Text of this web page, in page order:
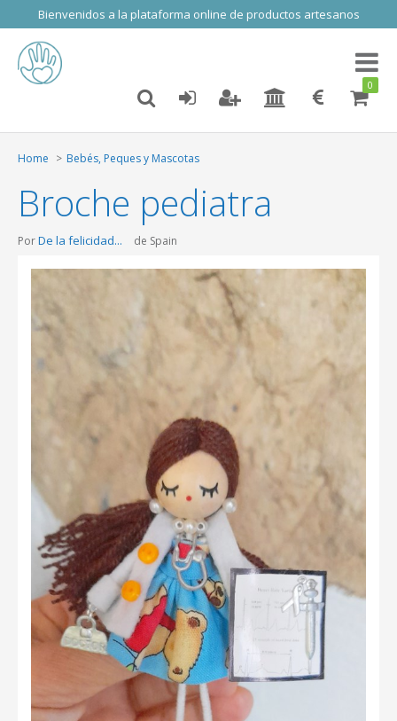
Bienvenidos a la plataforma online de productos artesanos
Toggle
0
Home Bebés, Peques y Mascotas
Broche pediatra
PorDe la felicidad... de Spain